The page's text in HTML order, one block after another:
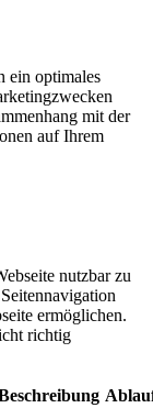
ein optimales
mit der
auf Ihrem
nutzbar zu
ermöglichen.
richtig